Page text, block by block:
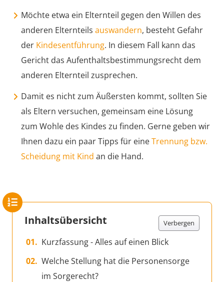
Möchte etwa ein Elternteil gegen den Willen des
anderen Elternteils auswandern, besteht Gefahr
der Kindesentführung. In diesem Fall kann das
Gericht das Aufenthaltsbestimmungsrecht dem
anderen Elternteil zusprechen.
Damit es nicht zum Äußersten kommt, sollten Sie
als Eltern versuchen, gemeinsam eine Lösung
zum Wohle des Kindes zu finden. Gerne geben wir
Ihnen dazu ein paar Tipps für eineTrennung bzw.
Scheidung mit Kind an die Hand.
Inhaltsübersicht Verbergen
Kurzfassung - Alles auf einen Blick
Welche Stellung hat die Personensorge
im Sorgerecht?